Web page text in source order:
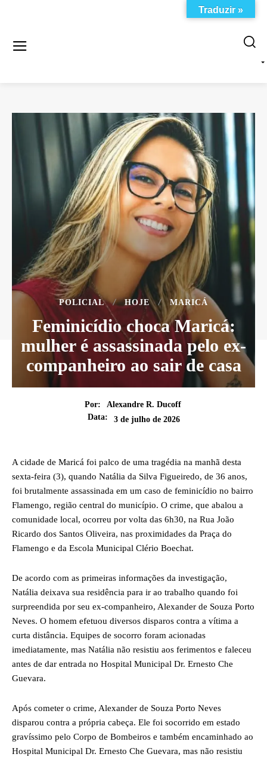
POLICIAL HOJE MARICÁ
Feminicídio choca Maricá:
mulher é assassinada pelo ex-
companheiro ao sair de casa
Por:
Alexandre R. Ducoff
Data:
3 de julho de 2026
A cidade de Maricá foi palco de uma tragédia na manhã desta
sexta-feira (3), quando Natália da Silva Figueiredo, de 36 anos,
foi brutalmente assassinada em um caso de feminicídio no bairro
Flamengo, região central do município. O crime, que abalou a
comunidade local, ocorreu por volta das 6h30, na Rua João
Ricardo dos Santos Oliveira, nas proximidades da Praça do
Flamengo e da Escola Municipal Clério Boechat.
De acordo com as primeiras informações da investigação,
Natália deixava sua residência para ir ao trabalho quando foi
surpreendida por seu ex-companheiro, Alexander de Souza Porto
Neves. O homem efetuou diversos disparos contra a vítima a
curta distância. Equipes de socorro foram acionadas
imediatamente, mas Natália não resistiu aos ferimentos e faleceu
antes de dar entrada no Hospital Municipal Dr. Ernesto Che
Guevara.
Após cometer o crime, Alexander de Souza Porto Neves
disparou contra a própria cabeça. Ele foi socorrido em estado
gravíssimo pelo Corpo de Bombeiros e também encaminhado ao
Hospital Municipal Dr. Ernesto Che Guevara, mas não resistiu
Traduzir »